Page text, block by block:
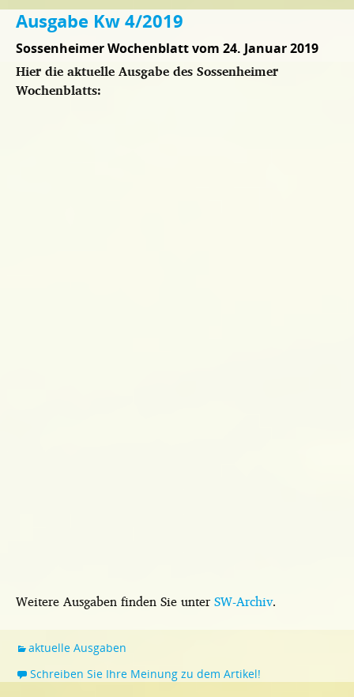
Ausgabe Kw 4/2019
Sossenheimer Wochenblatt vom 24. Januar 2019
Hier die aktuelle Ausgabe des Sossenheimer
Wochenblatts:
Weitere Ausgaben finden Sie unterSW-Archiv.
aktuelle Ausgaben
Schreiben Sie Ihre Meinung zu dem Artikel!